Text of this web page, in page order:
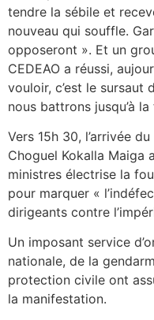
tendre la sébile et
nouveau qui souffle.
opposeront ». Et un
CEDEAO a réussi,
vouloir, c’est le sursaut
nous battrons jusqu’à la
Vers 15h 30, l’arrivée
Choguel Kokalla Maiga
ministres électrise la
pour marquer «
dirigeants contre
Un imposant service
nationale, de la
protection civile ont
la manifestation.